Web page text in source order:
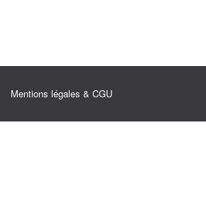
Mentions légales & CGU